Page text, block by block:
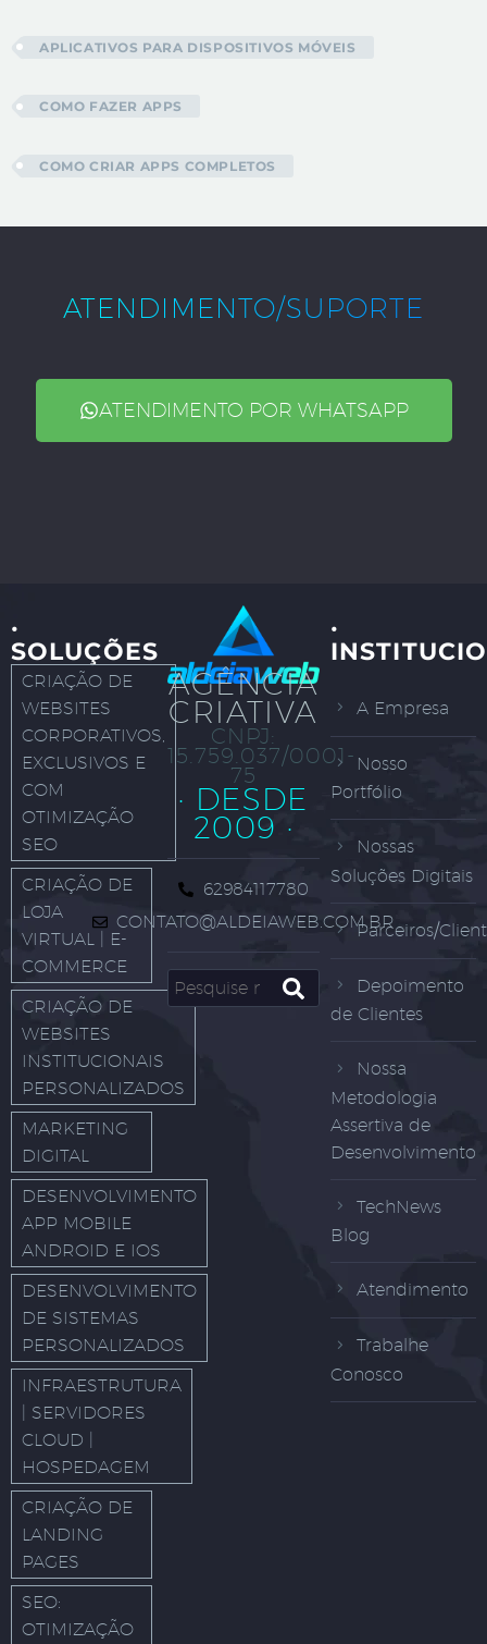
APLICATIVOS PARA DISPOSITIVOS MÓVEIS
COMO FAZER APPS
COMO CRIAR APPS COMPLETOS
ATENDIMENTO/SUPORTE
ATENDIMENTO POR WHATSAPP
·
SOLUÇÕES
CRIAÇÃO DE
WEBSITES
CORPORATIVOS,
EXCLUSIVOS E
COM
OTIMIZAÇÃO
SEO
CRIAÇÃO DE
LOJA
VIRTUAL | E-
COMMERCE
CRIAÇÃO DE
WEBSITES
INSTITUCIONAIS
PERSONALIZADOS
MARKETING
DIGITAL
DESENVOLVIMENTO
APP MOBILE
ANDROID E IOS
DESENVOLVIMENTO
DE SISTEMAS
PERSONALIZADOS
INFRAESTRUTURA
| SERVIDORES
CLOUD |
HOSPEDAGEM
CRIAÇÃO DE
LANDING
PAGES
SEO:
OTIMIZAÇÃO
AGÊNCIA
CRIATIVA
CNPJ:
15.759.037/0001-
75
· DESDE
2009 ·
62984117780
CONTATO@ALDEIAWEB.COM.BR
·
A Empresa
Nosso
Portfólio
Nossas
Soluções Digitais
Parceiros/
Depoimento
de Clientes
Nossa
Metodologia
Assertiva de
Desenvolvimento
TechNews
Blog
Atendimento
Trabalhe
Conosco